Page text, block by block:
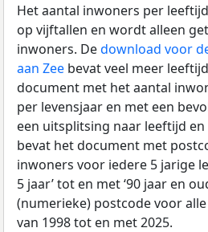
Het aantal inwoners per
op vijftallen en wordt alleen
inwoners. Dedownload voor
aan Zee bevat veel meer
document met het aantal
per levensjaar en met een
een uitsplitsing naar leeftijd
bevat het document met
inwoners voor iedere 5 jarige
5 jaar’ tot en met ‘90 jaar en
(numerieke) postcode voor
van 1998 tot en met 2025.